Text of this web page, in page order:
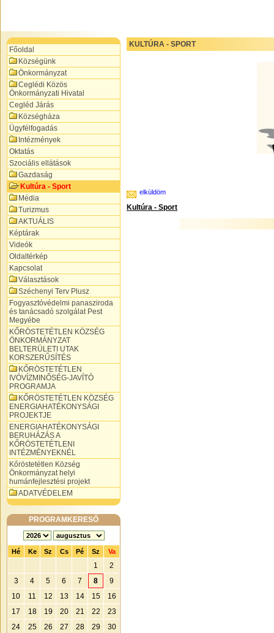
Főoldal
Községünk
Önkormányzat
Ceglédi Közös
Önkormányzati Hivatal
Cegléd Járás
Községháza
Ügyfélfogadás
Intézmények
Oktatás
Szociális ellátások
Gazdaság
Kultúra - Sport
Média
Turizmus
AKTUÁLIS
Képtárak
Videók
Oldaltérkép
Kapcsolat
Választások
Széchenyi Terv Plusz
Fogyasztóvédelmi panasziroda
és tanácsadó szolgálat Pest
Megyébe
KŐRÖSTETÉTLEN KÖZSÉG
ÖNKORMÁNYZAT
BELTERÜLETI UTAK
KORSZERŰSÍTÉS
KŐRÖSTETÉTLEN
IVÓVÍZMINŐSÉG-JAVÍTÓ
PROGRAMJA
KŐRÖSTETÉTLEN KÖZSÉG
ENERGIAHATÉKONYSÁGI
PROJEKTJE
ENERGIAHATÉKONYSÁGI
BERUHÁZÁS A
KŐRÖSTETÉTLENI
INTÉZMÉNYEKNÉL
Kőröstetétlen Község
Önkormányzat helyi
humánfejlesztési projekt
ADATVÉDELEM
PROGRAMKERESŐ
Hé Ke Sz Cs Pé Sz Va
1
2
3
4 5 6 7 8
9
10
11 12 13 14 15
16
17
18 19 20 21 22
23
24
25 26 27 28 29 30
KULTÚRA - SPORT
elküldöm
Kultúra - Sport